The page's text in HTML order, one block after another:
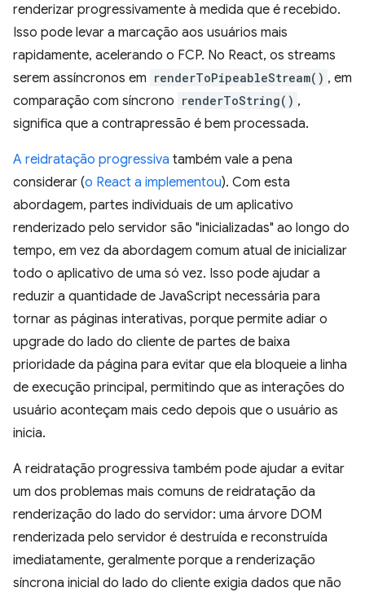
renderizar progressivamente à medida que é recebido.
Isso pode levar a marcação aos usuários mais
rapidamente, acelerando o FCP. No React, os streams
serem assíncronos em renderToPipeableStream() , em
comparação com síncrono renderToString() ,
significa que a contrapressão é bem processada.
A reidratação progressiva também vale a pena
considerar (o React a implementou). Com esta
abordagem, partes individuais de um aplicativo
renderizado pelo servidor são "inicializadas" ao longo do
tempo, em vez da abordagem comum atual de inicializar
todo o aplicativo de uma só vez. Isso pode ajudar a
reduzir a quantidade de JavaScript necessária para
tornar as páginas interativas, porque permite adiar o
upgrade do lado do cliente de partes de baixa
prioridade da página para evitar que ela bloqueie a linha
de execução principal, permitindo que as interações do
usuário aconteçam mais cedo depois que o usuário as
inicia.
A reidratação progressiva também pode ajudar a evitar
um dos problemas mais comuns de reidratação da
renderização do lado do servidor: uma árvore DOM
renderizada pelo servidor é destruída e reconstruída
imediatamente, geralmente porque a renderização
síncrona inicial do lado do cliente exigia dados que não